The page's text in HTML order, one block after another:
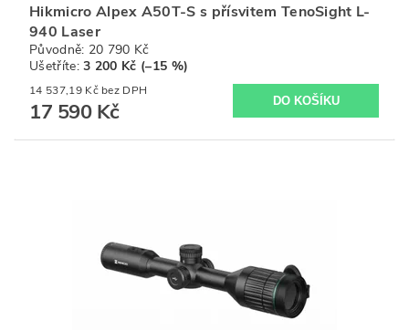
Hikmicro Alpex A50T-S s přísvitem TenoSight L-
940 Laser
Původně: 20 790 Kč
Ušetříte:3 200 Kč (–15 %)
14 537,19 Kč bez DPH
17 590 Kč